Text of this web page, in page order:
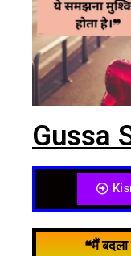
Gussa
❝मैं